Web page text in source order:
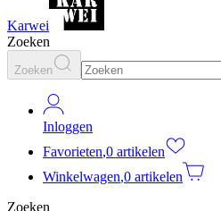
Karwei
Zoeken
Zoeken
Inloggen
Favorieten,0 artikelen
Winkelwagen,0 artikelen
Zoeken